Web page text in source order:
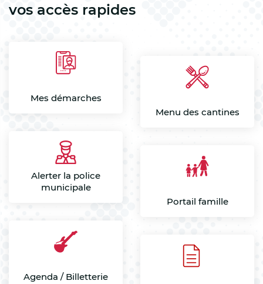
vos accès rapides
Mes démarches
Menu des cantines
Alerter la police
municipale
Portail famille
Agenda / Billetterie